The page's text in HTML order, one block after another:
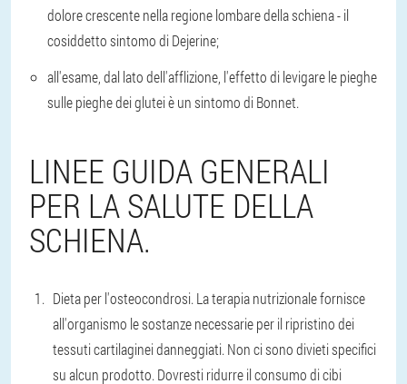
dolore crescente nella regione lombare della schiena - il
cosiddetto sintomo di Dejerine;
all'esame, dal lato dell'afflizione, l'effetto di levigare le pieghe
sulle pieghe dei glutei è un sintomo di Bonnet.
LINEE GUIDA GENERALI
PER LA SALUTE DELLA
SCHIENA.
Dieta per l'osteocondrosi. La terapia nutrizionale fornisce
all'organismo le sostanze necessarie per il ripristino dei
tessuti cartilaginei danneggiati. Non ci sono divieti specifici
su alcun prodotto. Dovresti ridurre il consumo di cibi